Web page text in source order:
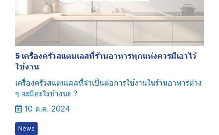
5 เครื่องครัวสแตนเลสที่ร้านอาหารทุกแห่งควรมีเอาไว้
ใช้งาน
เครื่องครัวสแตนเลสที่จำเป็นต่อการใช้งานในร้านอาหารต่าง
ๆ จะมีอะไรบ้างนะ ?
10 ต.ค. 2024
News